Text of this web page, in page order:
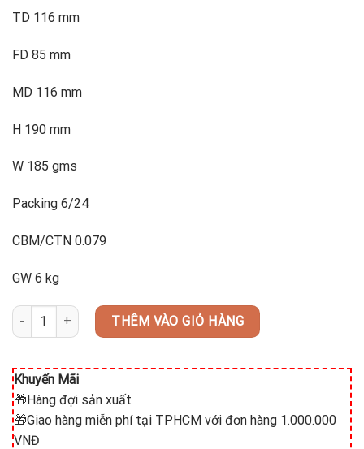
TD 116 mm
FD 85 mm
MD 116 mm
H 190 mm
W 185 gms
Packing 6/24
CBM/CTN 0.079
GW 6 kg
Marrgarita 1015M12 (bộ 12 cái) số lượng
THÊM VÀO GIỎ HÀNG
Khuyến Mãi
🎁Hàng đợi sản xuất
🎁Giao hàng miễn phí tại TPHCM với đơn hàng 1.000.000
VNĐ